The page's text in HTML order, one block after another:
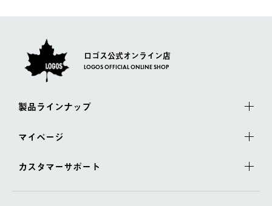
ロゴス公式オンライン店
LOGOS OFFICIAL ONLINE SHOP
製品ラインナップ
マイページ
カスタマーサポート